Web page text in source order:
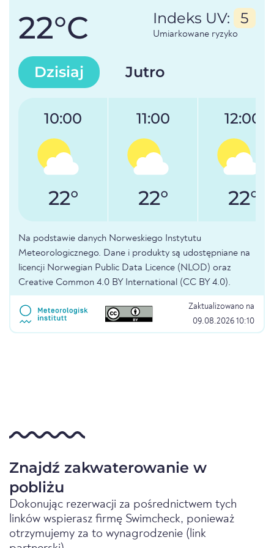
22°C Indeks UV: 5
Umiarkowane ryzyko
Dzisiaj Jutro
10:00
22°
11:00
22°
12:00
22°
Na podstawie danych Norweskiego Instytutu
Meteorologicznego. Dane i produkty są udostępniane na
licencji Norwegian Public Data Licence (NLOD) oraz
Creative Common 4.0 BY International (CC BY 4.0).
Zaktualizowano na
09.08.2026 10:10
Znajdź zakwaterowanie w
pobliżu
Dokonując rezerwacji za pośrednictwem tych
linków wspierasz firmę Swimcheck, ponieważ
otrzymujemy za to wynagrodzenie (link